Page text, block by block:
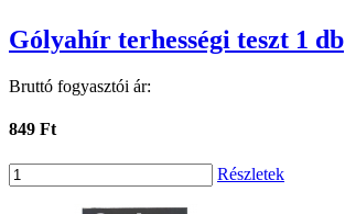
Gólyahír terhességi teszt 1 db
Bruttó fogyasztói ár:
849 Ft
Részletek